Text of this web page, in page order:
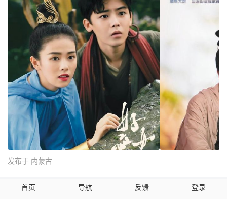
发布于 内蒙古
首页 导航 反馈 登录